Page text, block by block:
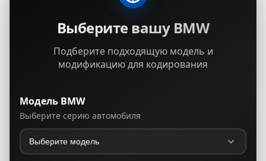
Выберите вашу BMW
Подберите подходящую модель и
модификацию для кодирования
Модель BMW
Выберите серию автомобиля